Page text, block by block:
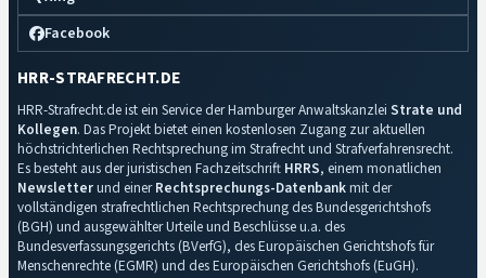
Facebook
HRR-STRAFRECHT.DE
HRR-Strafrecht.de ist ein Service der Hamburger Anwaltskanzlei Strate und
Kollegen. Das Projekt bietet einen kostenlosen Zugang zur aktuellen
höchstrichterlichen Rechtsprechung im Strafrecht und Strafverfahrensrecht.
Es besteht aus der juristischen Fachzeitschrift HRRS, einem monatlichen
Newsletterund einerRechtsprechungs-Datenbankmit der
vollständigen strafrechtlichen Rechtsprechung des Bundesgerichtshofs
(BGH) und ausgewählter Urteile und Beschlüsse u.a. des
Bundesverfassungsgerichts (BVerfG), des Europäischen Gerichtshofs für
Menschenrechte (EGMR) und des Europäischen Gerichtshofs (EuGH).